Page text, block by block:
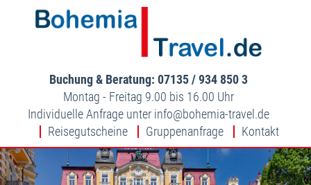
Buchung & Beratung: 07135 / 934 850 3
Montag - Freitag 9.00 bis 16.00 Uhr
Individuelle Anfrage unter info
bohemia-travel.de
Reisegutscheine
Gruppenanfrage Kontakt